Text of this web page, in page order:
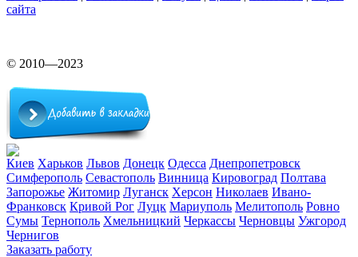
сайта
© 2010—2023
Киев Харьков Львов Донецк Одесса Днепропетровск
Симферополь Севастополь Винница Кировоград Полтава
Запорожье Житомир Луганск Херсон Николаев Ивано-
Франковск Кривой Рог Луцк Мариуполь Мелитополь Ровно
Сумы Тернополь Хмельницкий Черкассы Черновцы Ужгород
Чернигов
Заказать работу